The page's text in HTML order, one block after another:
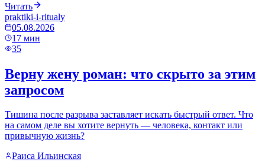
Читать
praktiki-i-ritualy
05.08.2026
17 мин
35
Верну жену роман: что скрыто за этим
запросом
Тишина после разрыва заставляет искать быстрый ответ. Что
на самом деле вы хотите вернуть — человека, контакт или
привычную жизнь?
Раиса Ильинская